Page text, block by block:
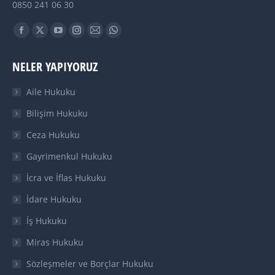
0850 241 06 30
Find us on:
Facebook
opens
window
X
opens
window
YouTube
opens
window
Instagram
opens
window
Mail
opens
Whatsapp
NELER YAPIYORUZ
Aile Hukuku
Bilişim Hukuku
Ceza Hukuku
Gayrimenkul Hukuku
İcra ve İflas Hukuku
İdare Hukuku
İş Hukuku
Miras Hukuku
Sözleşmeler ve Borçlar Hukuku